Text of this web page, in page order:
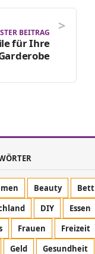
BEITRAG
für Ihre
Beauty
Bett
DIY Essen
Frauen Freizeit
Geld Gesundheit